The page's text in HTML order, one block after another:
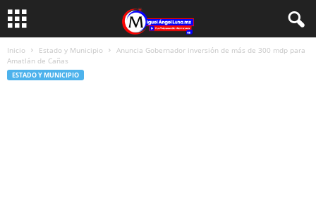
Inicio Estado y Municipio
Anuncia Gobernador inversión de más de 300 mdp para
Amatlán de Cañas
ESTADO Y MUNICIPIO